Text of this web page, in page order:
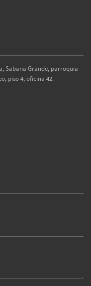
Sabana Grande, parroquia
piso 4, oficina 42.